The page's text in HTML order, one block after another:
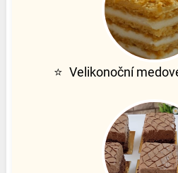
⭐ Velikonoční